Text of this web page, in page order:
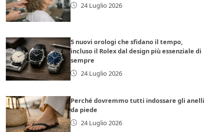
24 Luglio 2026
5 nuovi orologi che sfidano il tempo,
incluso il Rolex dal design più essenziale di
sempre
24 Luglio 2026
Perché dovremmo tutti indossare gli anelli
da piede
24 Luglio 2026